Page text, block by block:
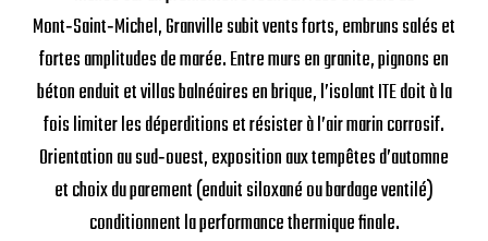
Mont‑Saint‑Michel, Granville subit vents forts, embruns salés et
fortes amplitudes de marée. Entre murs en granite, pignons en
béton enduit et villas balnéaires en brique, l’isolant ITE doit à la
fois limiter les déperditions et résister à l’air marin corrosif.
Orientation au sud‑ouest, exposition aux tempêtes d’automne
et choix du parement (enduit siloxané ou bardage ventilé)
conditionnent la performance thermique finale.